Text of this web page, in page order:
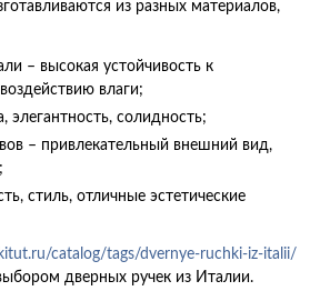
из разных материалов,
– высокая устойчивость к
влаги;
элегантность, солидность;
– привлекательный внешний вид,
стиль, отличные эстетические
catalog/tags/dvernye-ruchki-iz-italii/
дверных ручек из Италии.